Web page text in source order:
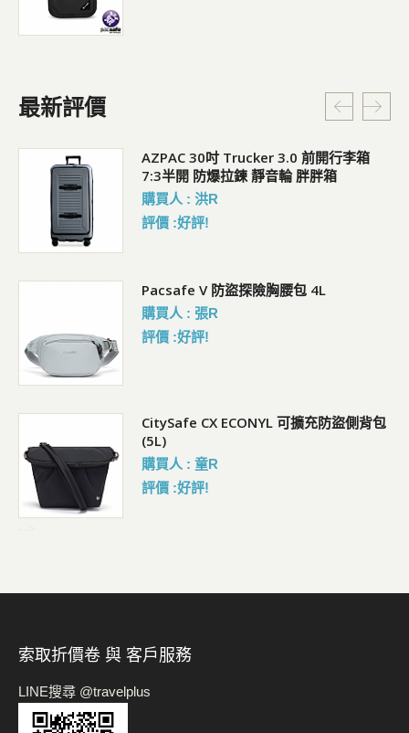
最新評價
AZPAC 30吋 Trucker 3.0 前開行李箱
7:3半開 防爆拉鍊 靜音輪 胖胖箱
購買人 : 洪R
評價 :好評!
Pacsafe V 防盜探險胸腰包 4L
購買人 : 張R
評價 :好評!
CitySafe CX ECONYL 可擴充防盜側背包
(5L)
購買人 : 童R
評價 :好評!
索取折價卷 與 客戶服務
LINE搜尋 @travelplus